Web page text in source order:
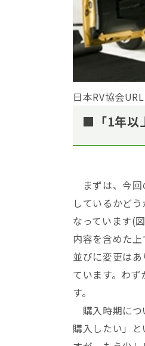
日本RV協会URL
■「1年以
まずは、今回
しているかど
なっています(
内容を含めた
並びに変更は
ています。わ
す。
購入時期につ
購入したい」